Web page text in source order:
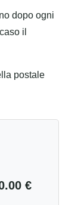
dopo ogni
il
postale
€